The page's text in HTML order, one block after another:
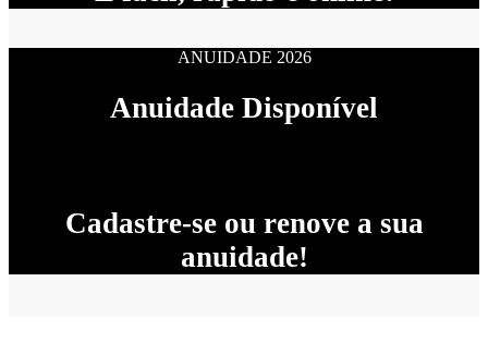
ANUIDADE 2026
Anuidade Disponível
Cadastre-se ou renove a sua
anuidade!